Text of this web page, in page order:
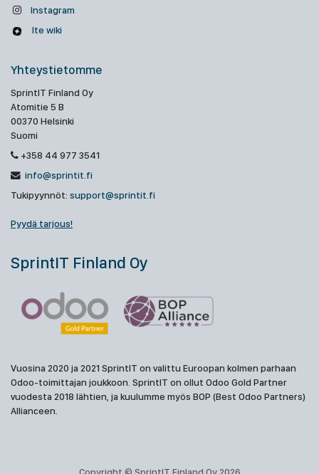
Instagram
Ite wiki
Yhteystietomme
SprintIT Finland Oy
Atomitie 5 B
00370 Helsinki
Suomi
+358 44 977 3541
info@sprintit.fi
Tukipyynnöt: support@sprintit.fi
Pyydä tarjous!
SprintIT Finland Oy
Vuosina 2020 ja 2021 SprintIT on valittu Euroopan kolmen parhaan
Odoo-toimittajan joukkoon. SprintIT on ollut Odoo Gold Partner
vuodesta 2018 lähtien, ja kuulumme myös BOP (Best Odoo Partners)
Allianceen.
Copyright © SprintIT Finland Oy 2026